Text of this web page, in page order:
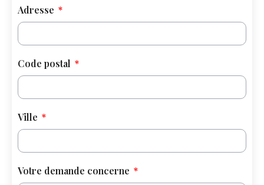
Adresse
Code postal
Ville
Votre demande concerne